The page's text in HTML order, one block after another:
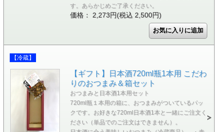
す。あらかじめご了承ください。
価格： 2,273円(税込 2,500円)
【冷蔵】
【ギフト】日本酒720ml瓶1本用 こだわ
りのおつまみ＆箱セット
おつまみと日本酒1本用セット
720ml瓶１本用の箱に、おつまみがついているパッ
クです。お好きな720ml日本酒1本と一緒にご注文く
ださい（単品でのご注文はできません）。